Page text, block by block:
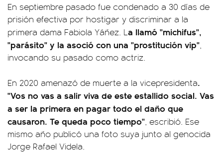
En septiembre pasado fue condenado a 30 días de
prisión efectiva por hostigar y discriminar a la
primera dama Fabiola Yáñez. La llamó "michifus",
"parásito" y la asoció con una "prostitución vip",
invocando su pasado como actriz.
En 2020 amenazó de muerte a la vicepresidenta.
"Vos no vas a salir viva de este estallido social. Vas
a ser la primera en pagar todo el daño que
causaron. Te queda poco tiempo", escribió. Ese
mismo año publicó una foto suya junto al genocida
Jorge Rafael Videla.